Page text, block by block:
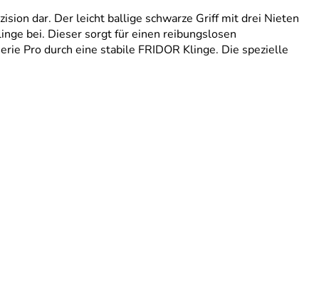
dar. Der leicht ballige schwarze Griff mit drei Nieten
bei. Dieser sorgt für einen reibungslosen
Pro durch eine stabile FRIDOR Klinge. Die spezielle